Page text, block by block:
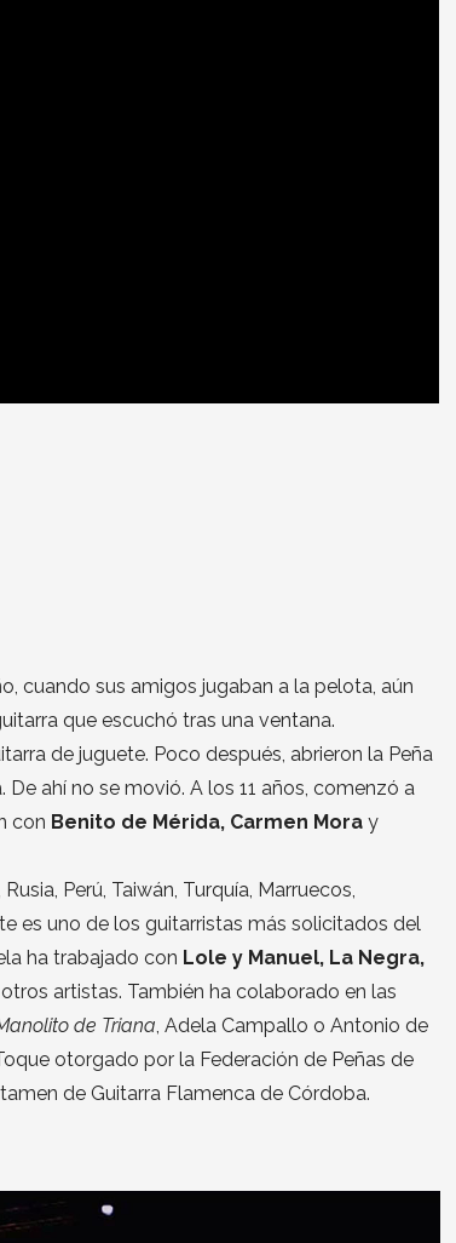
cuando sus amigos jugaban a la pelota, aún
que escuchó tras una ventana.
de juguete. Poco después, abrieron la Peña
ahí no se movió. A los 11 años, comenzó a
con Benito de Mérida, Carmen Mora y
Perú, Taiwán, Turquía, Marruecos,
es uno de los guitarristas más solicitados del
ha trabajado con Lole y Manuel, La Negra,
artistas. También ha colaborado en las
de Triana, Adela Campallo o Antonio de
otorgado por la Federación de Peñas de
de Guitarra Flamenca de Córdoba.